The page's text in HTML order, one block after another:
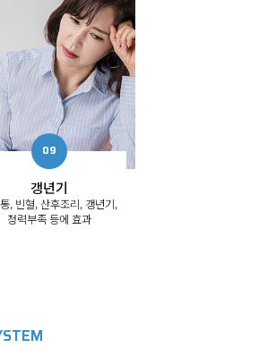
갱년기
, 빈혈, 산후조리, 갱년기,
정력부족 등에 효과